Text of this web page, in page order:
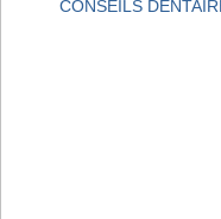
CONSEILS